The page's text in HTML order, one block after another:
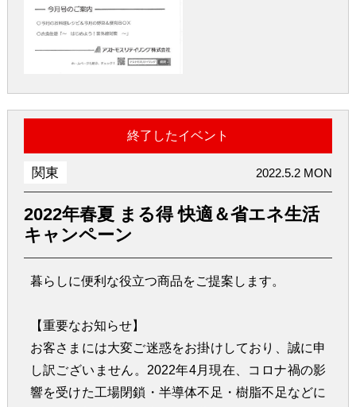
終了したイベント
関東 2022.5.2 MON
2022年春夏 まる得 快適＆省エネ生活
キャンペーン
暮らしに便利な役立つ商品をご提案します。
【重要なお知らせ】
お客さまには大変ご迷惑をお掛けしており、誠に申
し訳ございません。2022年4月現在、コロナ禍の影
響を受けた工場閉鎖・半導体不足・樹脂不足などに